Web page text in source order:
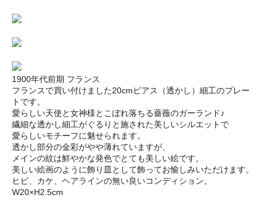
1900年代前期 フランス
フランスで買い付けました20cmピアス（透かし）細工のプレー
トです。
愛らしい天使と女神様とこぼれ落ちる薔薇のガーランド♪
繊細な透かし細工がぐるりと施された美しいシルエットで
愛らしいモチーフに魅せられます。
透かし部分の金彩がやや薄れていますが、
メインの紋は鮮やかな発色でとても美しい絵です。
美しい絵画のように飾り皿として飾ってお愉しみいただけます。
ヒビ、カケ、ヘアラインの無い良いコンディション。
W20×H2.5cm